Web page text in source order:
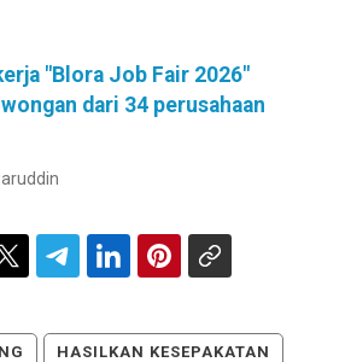
"Blora Job Fair 2026"
dari 34 perusahaan
HASILKAN KESEPAKATAN